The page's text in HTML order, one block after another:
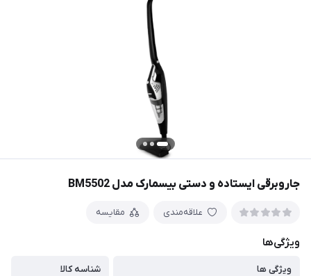
جاروبرقی ایستاده و دستی بیسمارک مدل BM5502
علاقه‌مندی مقایسه
ویژگی‌ها
ویژگی ها
شناسه کالا